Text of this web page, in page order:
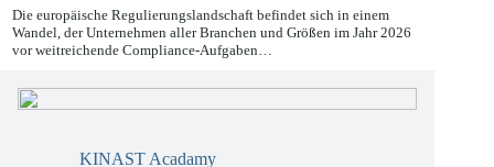
27.05.2026
Die europäische Regulierungslandschaft befindet sich in einem
Wandel, der Unternehmen aller Branchen und Größen im Jahr 2026